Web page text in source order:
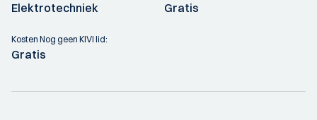
Elektrotechniek Gratis
Kosten Nog geen KIVI lid:
Gratis